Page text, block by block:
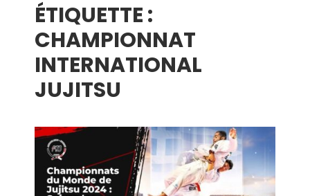
ÉTIQUETTE :
CHAMPIONNAT
INTERNATIONAL
JUJITSU